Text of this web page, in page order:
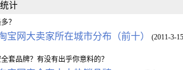
计
？
宝网大卖家所在城市分布（前十） (2011-3-
套品牌？有没有出乎你意料的？